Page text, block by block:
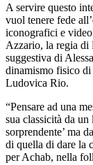
A servire questo
vuol tenere fede
iconografici e
Azzario, la regia di
suggestiva di
dinamismo fisico
Ludovica Rio.
“Pensare ad una
sua classicità da
sorprendente’ ma
di quella di dare la
per Achab, nella